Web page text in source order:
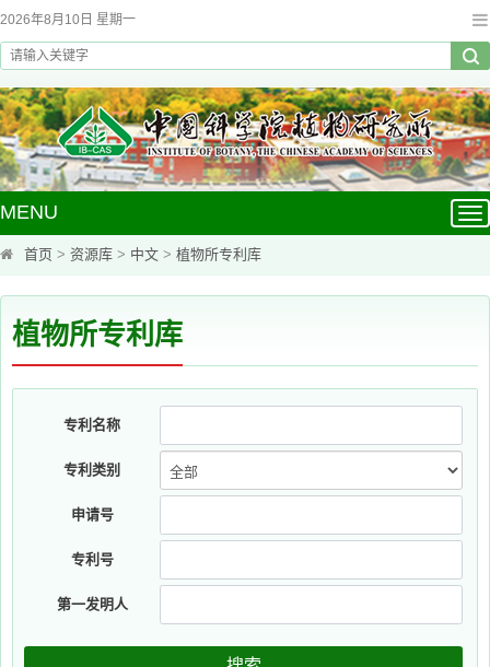
2026年8月10日 星期一
MENU
首页 > 资源库 > 中文 > 植物所专利库
植物所专利库
专利名称
专利类别
申请号
专利号
第一发明人